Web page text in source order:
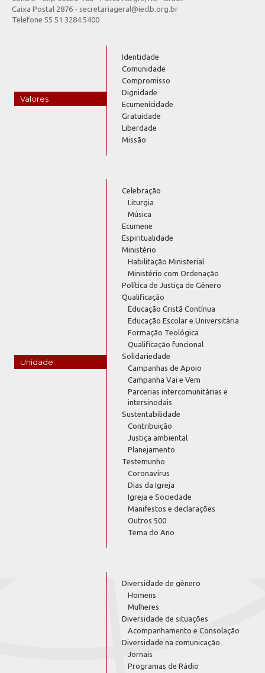
Caixa Postal 2876 - secretariageral@ieclb.org.br
Telefone 55 51 3284.5400
Valores
Identidade
Comunidade
Compromisso
Dignidade
Ecumenicidade
Gratuidade
Liberdade
Missão
Unidade
Celebração
Liturgia
Música
Ecumene
Espiritualidade
Ministério
Habilitação Ministerial
Ministério com Ordenação
Política de Justiça de Gênero
Qualificação
Educação Cristã Contínua
Educação Escolar e Universitária
Formação Teológica
Qualificação funcional
Solidariedade
Campanhas de Apoio
Campanha Vai e Vem
Parcerias intercomunitárias e
intersinodais
Sustentabilidade
Contribuição
Justiça ambiental
Planejamento
Testemunho
Coronavírus
Dias da Igreja
Igreja e Sociedade
Manifestos e declarações
Outros 500
Tema do Ano
Diversidade de gênero
Homens
Mulheres
Diversidade de situações
Acompanhamento e Consolação
Diversidade na comunicação
Jornais
Programas de Rádio